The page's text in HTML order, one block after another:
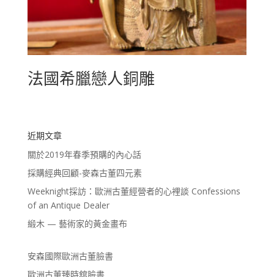
法國希臘戀人銅雕
近期文章
關於2019年春季預購的內心話
採購經典回顧-麥森古董四元素
Weeknight採訪：歐洲古董經營者的心裡談 Confessions
of an Antique Dealer
緞木 — 藝術家的黃金畫布
安森國際歐洲古董臉書
歐洲古董臻時舘臉書